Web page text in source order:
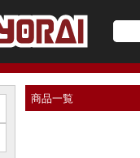
商品一覧